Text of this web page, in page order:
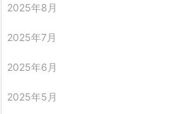
2025年8月
2025年7月
2025年6月
2025年5月